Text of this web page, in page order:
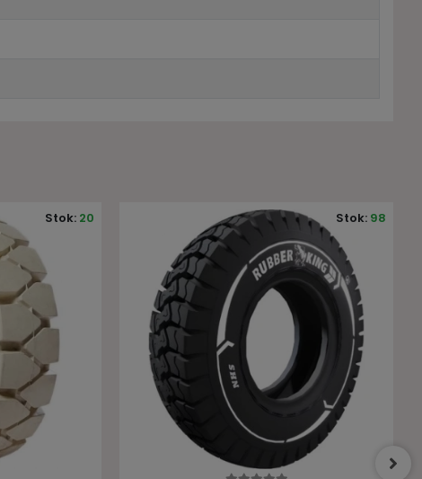
Stok: 98 Stok:6